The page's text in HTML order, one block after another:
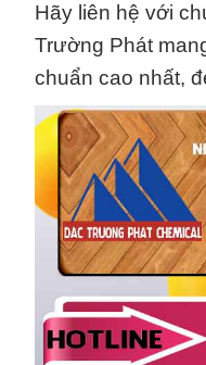
Hãy liên hệ với
Trường Phát
chuẩn cao nhất,